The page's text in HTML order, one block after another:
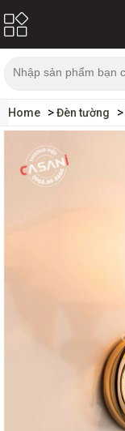
Home Đèn tường